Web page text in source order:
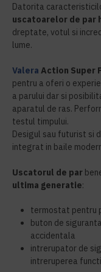
Datorita
uscatoarelor de par
dreptate, votul si
lume.
Valera Action Super
pentru a oferi o
a parului dar si
aparatul de ras.
testul timpului.
Desigul sau futurist si
integrat in baile
Uscatorul de par
ultima generatie:
termostat pentru
buton de
accidentala
intrerupator de
intreruperea